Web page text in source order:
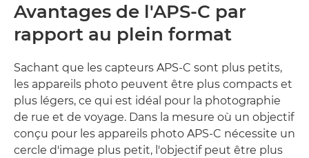
Avantages de l'APS-C par
rapport au plein format
Sachant que les capteurs APS-C sont plus petits,
les appareils photo peuvent être plus compacts et
plus légers, ce qui est idéal pour la photographie
de rue et de voyage. Dans la mesure où un objectif
conçu pour les appareils photo APS-C nécessite un
cercle d'image plus petit, l'objectif peut être plus